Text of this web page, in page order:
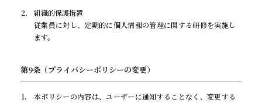
組織的保護措置
従業員に対し、定期的に個人情報の管理に関する研修を実施し
ます。
第9条（プライバシーポリシーの変更）
本ポリシーの内容は、ユーザーに通知することなく、変更する